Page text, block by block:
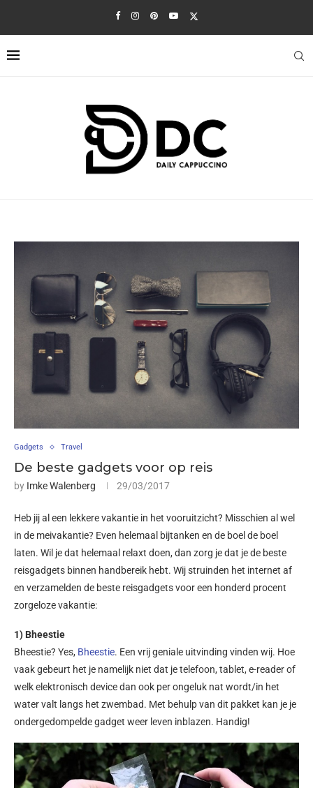
Gadgets Travel
De beste gadgets voor op reis
by Imke Walenberg 29/03/2017
Heb jij al een lekkere vakantie in het vooruitzicht? Misschien al wel
in de meivakantie? Even helemaal bijtanken en de boel de boel
laten. Wil je dat helemaal relaxt doen, dan zorg je dat je de beste
reisgadgets binnen handbereik hebt. Wij struinden het internet af
en verzamelden de beste reisgadgets voor een honderd procent
zorgeloze vakantie:
1) Bheestie
Bheestie? Yes, Bheestie. Een vrij geniale uitvinding vinden wij. Hoe
vaak gebeurt het je namelijk niet dat je telefoon, tablet, e-reader of
welk elektronisch device dan ook per ongeluk nat wordt/in het
water valt langs het zwembad. Met behulp van dit pakket kan je je
ondergedompelde gadget weer leven inblazen. Handig!